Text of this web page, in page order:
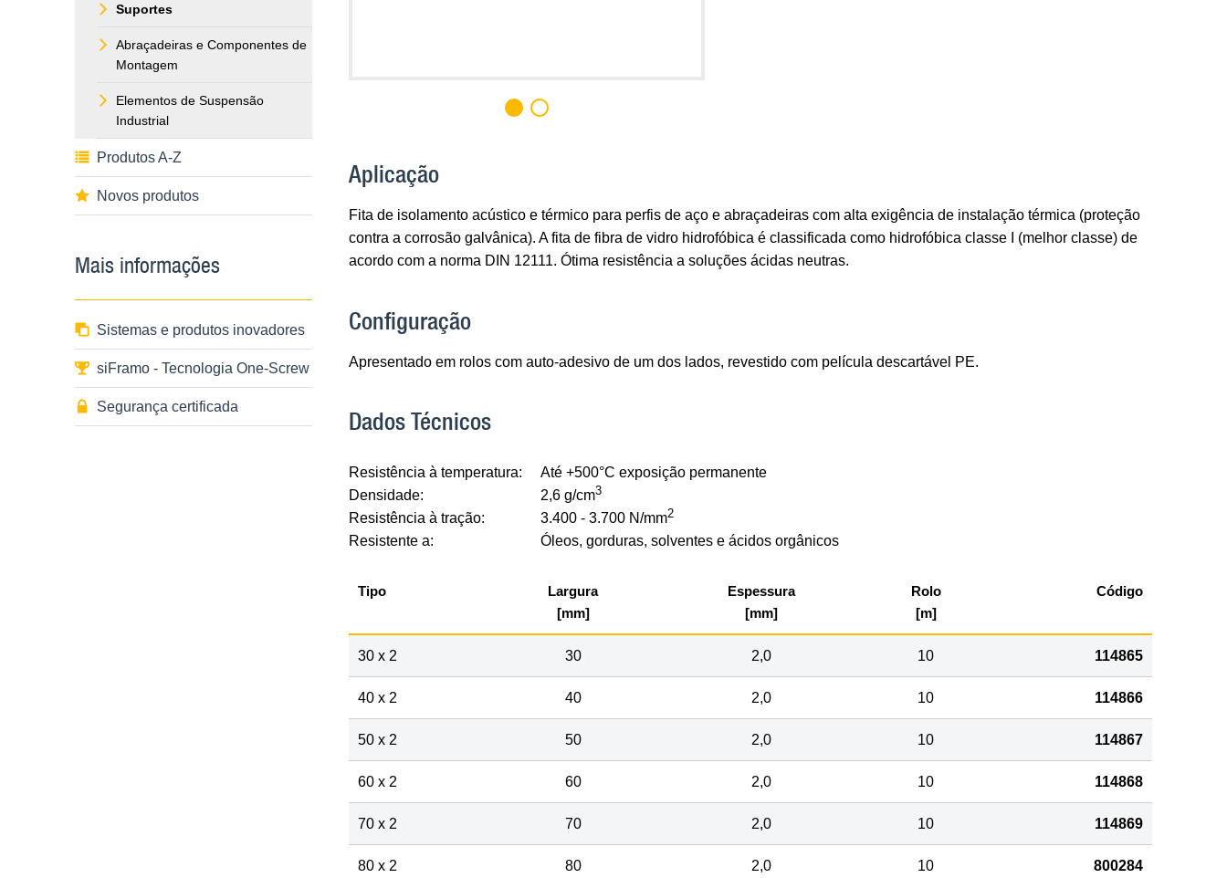
Suportes
Abraçadeiras e Componentes de
Montagem
Elementos de Suspensão
Industrial
Produtos A-Z
Novos produtos
Mais informações
Sistemas e produtos inovadores
siFramo - Tecnologia One-Screw
Segurança certificada
Aplicação
Fita de isolamento acústico e térmico para perfis de aço e abraçadeiras com alta exigência de instalação térmica (proteção
contra a corrosão galvânica). A fita de fibra de vidro hidrofóbica é classificada como hidrofóbica classe I (melhor classe) de
acordo com a norma DIN 12111. Ótima resistência a soluções ácidas neutras.
Configuração
Apresentado em rolos com auto-adesivo de um dos lados, revestido com película descartável PE.
Dados Técnicos
Resistência à temperatura:
Até +500°C exposição permanente
Densidade:
2,6 g/cm3
Resistência à tração: 3.400 - 3.700 N/mm2
Resistente a: Óleos, gorduras, solventes e ácidos orgânicos
Tipo
Largura
[mm]
Espessura
[mm]
Rolo
[m]
Código
30 x 2 30 2,0 10 114865
40 x 2 40 2,0 10 114866
50 x 2 50 2,0 10 114867
60 x 2 60 2,0 10 114868
70 x 2 70 2,0 10 114869
80 x 2 80 2,0 10 800284